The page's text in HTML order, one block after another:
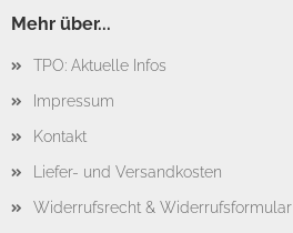
Mehr über...
TPO: Aktuelle Infos
Impressum
Kontakt
Liefer- und Versandkosten
Widerrufsrecht & Widerrufsformular